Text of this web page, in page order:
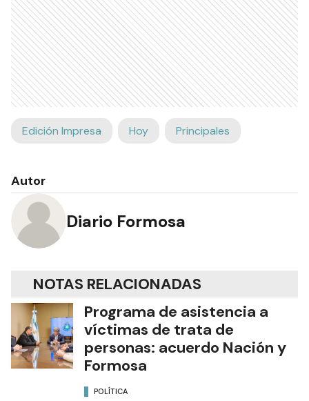
Edición Impresa Hoy Principales
Autor
Diario Formosa
NOTAS RELACIONADAS
Programa de asistencia a
víctimas de trata de
personas: acuerdo Nación y
Formosa
POLÍTICA